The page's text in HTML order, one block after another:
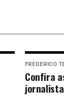
FREDERICO
Confira